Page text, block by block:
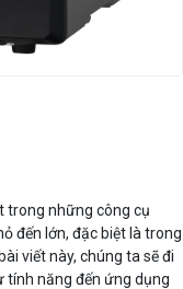
trong những công cụ
đến lớn, đặc biệt là trong
viết này, chúng ta sẽ đi
tính năng đến ứng dụng